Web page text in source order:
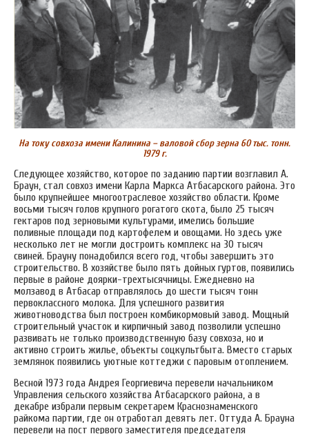
На току совхоза имени Калинина – валовой сбор зерна 60 тыс. тонн.
1979 г.
Следующее хозяйство, которое по заданию партии возглавил А.
Браун, стал совхоз имени Карла Маркса Атбасарского района. Это
было крупнейшее многоотраслевое хозяйство области. Кроме
восьми тысяч голов крупного рогатого скота, было 25 тысяч
гектаров под зерновыми культурами, имелись большие
поливные площади под картофелем и овощами. Но здесь уже
несколько лет не могли достроить комплекс на 30 тысяч
свиней. Брауну понадобился всего год, чтобы завершить это
строительство. В хозяйстве было пять дойных гуртов, появились
первые в районе доярки-трехтысячницы. Ежедневно на
молзавод в Атбасар отправлялось до шести тысяч тонн
первоклассного молока. Для успешного развития
животноводства был построен комбикормовый завод. Мощный
строительный участок и кирпичный завод позволили успешно
развивать не только производственную базу совхоза, но и
активно строить жилье, объекты соцкультбыта. Вместо старых
землянок появились уютные коттеджи с паровым отоплением.
Весной 1973 года Андрея Георгиевича перевели начальником
Управления сельского хозяйства Атбасарского района, а в
декабре избрали первым секретарем Краснознаменского
райкома партии, где он отработал девять лет. Оттуда А. Брауна
перевели на пост первого заместителя председателя